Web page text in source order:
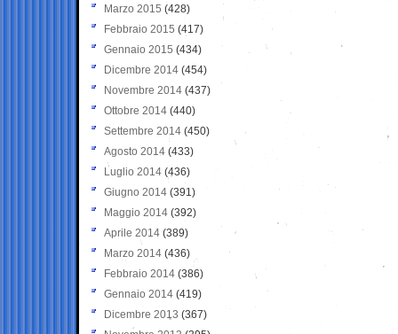
Marzo 2015 (428)
Febbraio 2015 (417)
Gennaio 2015 (434)
Dicembre 2014 (454)
Novembre 2014 (437)
Ottobre 2014 (440)
Settembre 2014 (450)
Agosto 2014 (433)
Luglio 2014 (436)
Giugno 2014 (391)
Maggio 2014 (392)
Aprile 2014 (389)
Marzo 2014 (436)
Febbraio 2014 (386)
Gennaio 2014 (419)
Dicembre 2013 (367)